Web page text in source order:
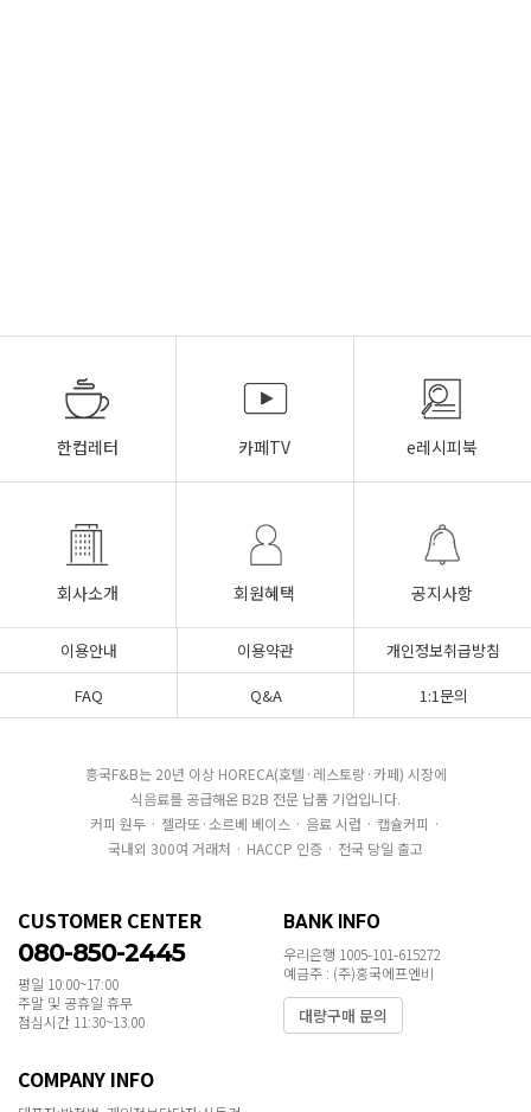
한컵레터 카페TV e레시피북
회사소개 회원혜택 공지사항
이용안내 이용약관
개인정보취급방침
FAQ
Q&A 1:1문의
흥국F&B는 20년 이상 HORECA(호텔·레스토랑·카페) 시장에
식음료를 공급해온 B2B 전문 납품 기업입니다.
커피 원두 · 젤라또·소르베 베이스 · 음료 시럽 · 캡슐커피 ·
국내외 300여 거래처 · HACCP 인증 · 전국 당일 출고
CUSTOMER CENTER
080-850-2445
평일 10:00~17:00
주말 및 공휴일 휴무
점심시간 11:30~13:00
BANK INFO
우리은행 1005-101-615272
예금주 : (주)흥국에프엔비
대량구매 문의
COMPANY INFO